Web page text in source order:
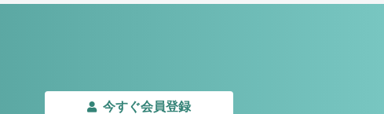
今すぐ会員登録